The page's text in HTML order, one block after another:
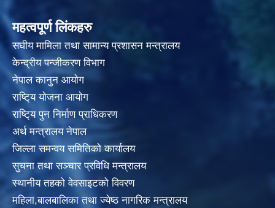
महत्वपूर्ण लिंकहरु
स‌घीय मामिला तथा सामान्य प्रशासन मन्त्रालय
केन्द्रीय पन्जीकरण विभाग
नेपाल कानुन आयाेग
राष्टि्य याेजना आयाेग
राष्टि्य पुन निर्माण प्राधिकरण
अर्थ मन्त्रालय नेपाल
जिल्ला समन्वय समितिको कार्यालय
सुचना तथा सञ्चार प्रविधि मन्त्रालय
स्थानीय तहकाे वेवसाइटकाे विवरण
महिला,बालबालिका तथा ज्येष्ठ नागरिक मन्त्रालय